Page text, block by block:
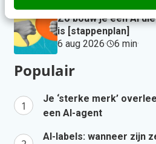
Zo bouw je een AI
is [stappenplan]
6 aug 2026· 6 min·
Populair
Je ‘sterke merk’
een AI-agent
AI-labels: wanneer zijn